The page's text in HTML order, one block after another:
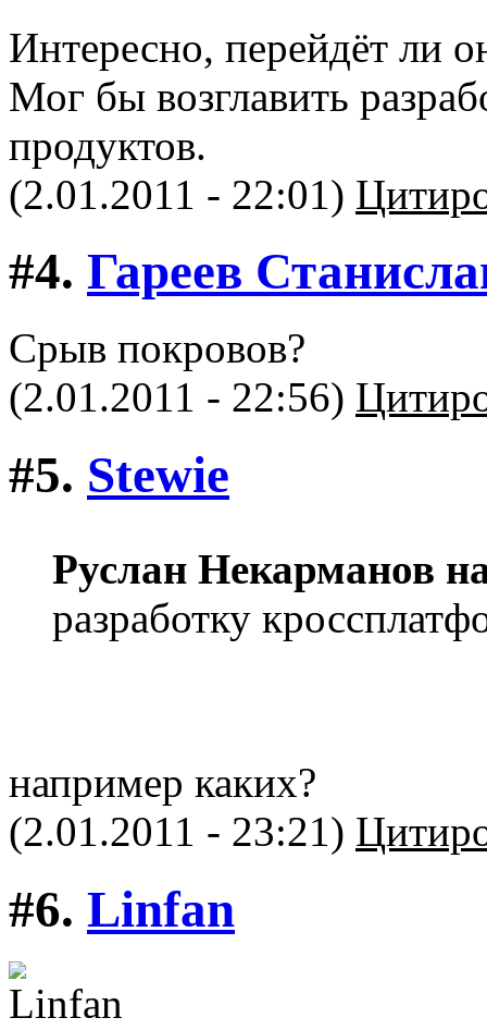
Интересно, перейдёт ли
Мог бы возглавить
продуктов.
(2.01.2011 - 22:01)
#4. Гареев
Срыв покровов?
(2.01.2011 - 22:56)
#5. Stewie
Руслан Некарманов
разработку
например каких?
(2.01.2011 - 23:21)
#6. Linfan